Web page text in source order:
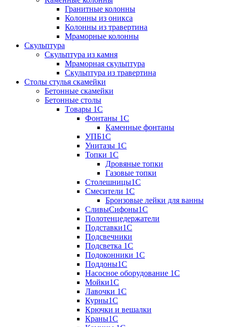
Гранитные колонны
Колонны из оникса
Колонны из травертина
Мраморные колонны
Скульптура
Скульптура из камня
Мраморная скульптура
Скульптура из травертина
Столы стулья скамейки
Бетонные скамейки
Бетонные столы
Tовары 1C
Фонтаны 1C
Каменные фонтаны
УПБ1С
Унитазы 1С
Топки 1С
Дровяные топки
Газовые топки
Столешницы1С
Смесители 1С
Бронзовые лейки для ванны
СливыСифоны1С
Полотенцедержатели
Подставки1С
Подсвечники
Подсветка 1С
Подоконники 1С
Поддоны1С
Насосное оборудование 1С
Мойки1С
Лавочки 1С
Курны1С
Крючки и вешалки
Краны1С